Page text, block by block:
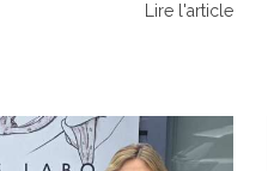
Lire l'article